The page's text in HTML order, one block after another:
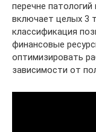
перечне
включает целых 3
классификация
финансовые
оптимизировать
зависимости от